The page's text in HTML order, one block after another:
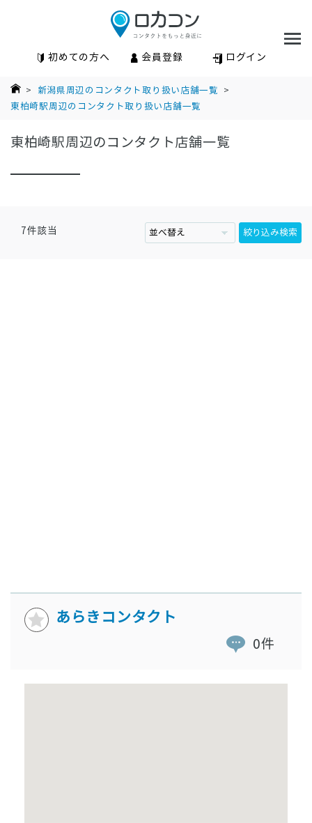
初めての方へ 会員登録 ログイン
> 新潟県周辺のコンタクト取り扱い店舗一覧 >
東柏崎駅周辺のコンタクト取り扱い店舗一覧
東柏崎駅周辺のコンタクト店舗一覧
7件該当 絞り込み検索
あらきコンタクト
0件